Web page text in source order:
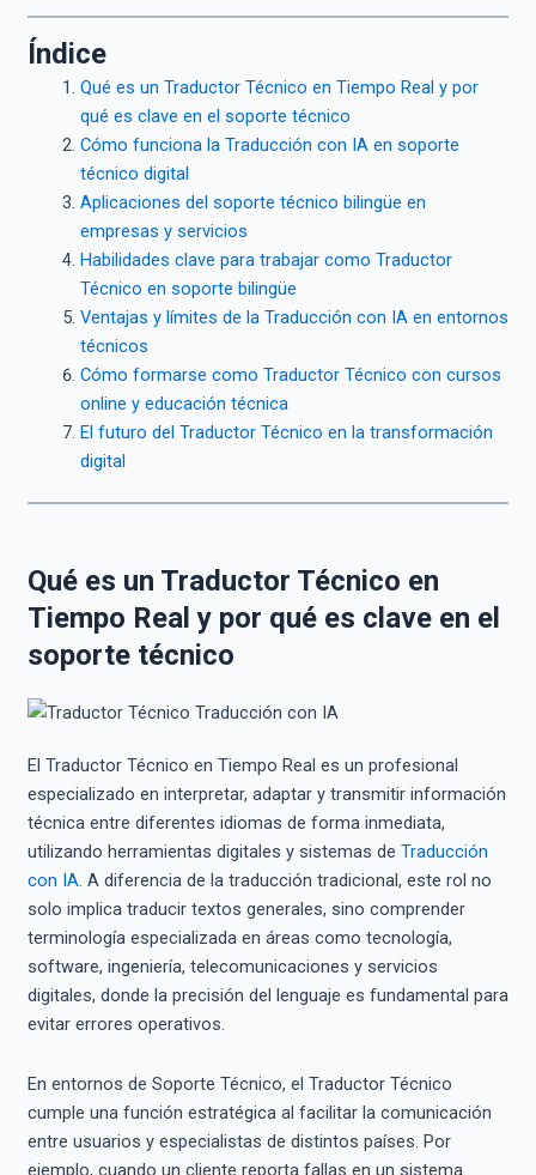
Índice
Qué es un Traductor Técnico en Tiempo Real y por
qué es clave en el soporte técnico
Cómo funciona la Traducción con IA en soporte
técnico digital
Aplicaciones del soporte técnico bilingüe en
empresas y servicios
Habilidades clave para trabajar como Traductor
Técnico en soporte bilingüe
Ventajas y límites de la Traducción con IA en entornos
técnicos
Cómo formarse como Traductor Técnico con cursos
online y educación técnica
El futuro del Traductor Técnico en la transformación
digital
Qué es un Traductor Técnico en
Tiempo Real y por qué es clave en el
soporte técnico
El Traductor Técnico en Tiempo Real es un profesional
especializado en interpretar, adaptar y transmitir información
técnica entre diferentes idiomas de forma inmediata,
utilizando herramientas digitales y sistemas de Traducción
con IA. A diferencia de la traducción tradicional, este rol no
solo implica traducir textos generales, sino comprender
terminología especializada en áreas como tecnología,
software, ingeniería, telecomunicaciones y servicios
digitales, donde la precisión del lenguaje es fundamental para
evitar errores operativos.
En entornos de Soporte Técnico, el Traductor Técnico
cumple una función estratégica al facilitar la comunicación
entre usuarios y especialistas de distintos países. Por
ejemplo, cuando un cliente reporta fallas en un sistema